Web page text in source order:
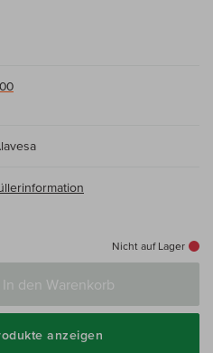
Nicht auf Lager
In den Warenkorb
anzeigen